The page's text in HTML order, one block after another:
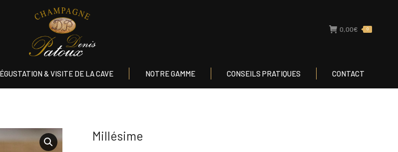
0,00€ 0
& VISITE DE LA CAVE NOTRE GAMME CONSEILS PRATIQUES CONTACT
Millésime
DÉGUSTATION & VISITE DE LA CAVE